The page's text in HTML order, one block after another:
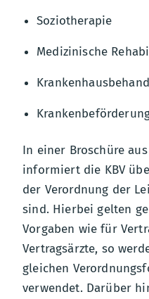
Soziotherapie
Medizinische
In einer Broschüre
informiert die KBV
der Verordnung der
sind. Hierbei gelten
Vorgaben wie für
Vertragsärzte, so
gleichen
verwendet. Darüber